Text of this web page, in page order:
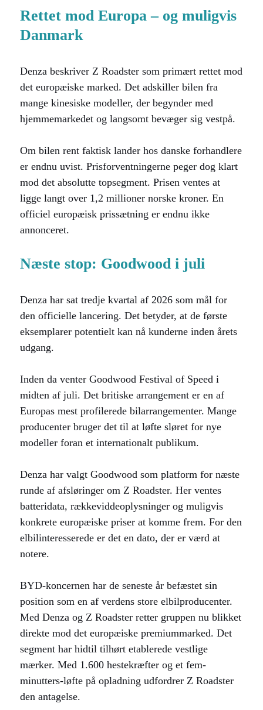
Rettet mod Europa – og muligvis
Danmark
Denza beskriver Z Roadster som primært rettet mod
det europæiske marked. Det adskiller bilen fra
mange kinesiske modeller, der begynder med
hjemmemarkedet og langsomt bevæger sig vestpå.
Om bilen rent faktisk lander hos danske forhandlere
er endnu uvist. Prisforventningerne peger dog klart
mod det absolutte topsegment. Prisen ventes at
ligge langt over 1,2 millioner norske kroner. En
officiel europæisk prissætning er endnu ikke
annonceret.
Næste stop: Goodwood i juli
Denza har sat tredje kvartal af 2026 som mål for
den officielle lancering. Det betyder, at de første
eksemplarer potentielt kan nå kunderne inden årets
udgang.
Inden da venter Goodwood Festival of Speed i
midten af juli. Det britiske arrangement er en af
Europas mest profilerede bilarrangementer. Mange
producenter bruger det til at løfte sløret for nye
modeller foran et internationalt publikum.
Denza har valgt Goodwood som platform for næste
runde af afsløringer om Z Roadster. Her ventes
batteridata, rækkeviddeoplysninger og muligvis
konkrete europæiske priser at komme frem. For den
elbilinteresserede er det en dato, der er værd at
notere.
BYD-koncernen har de seneste år befæstet sin
position som en af verdens store elbilproducenter.
Med Denza og Z Roadster retter gruppen nu blikket
direkte mod det europæiske premiummarked. Det
segment har hidtil tilhørt etablerede vestlige
mærker. Med 1.600 hestekræfter og et fem-
minutters-løfte på opladning udfordrer Z Roadster
den antagelse.